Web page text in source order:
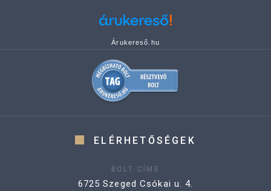
Árukereső.hu
ELÉRHETŐSÉGEK
BOLT CÍME
6725 Szeged Csókai u. 4.